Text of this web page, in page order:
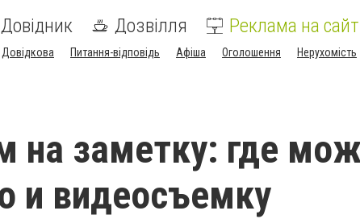
Довідник Дозвілля Реклама на
Довідкова Питання-відповідь Афіша Оголошення Нерухомість
на заметку: где
и видеосъемку